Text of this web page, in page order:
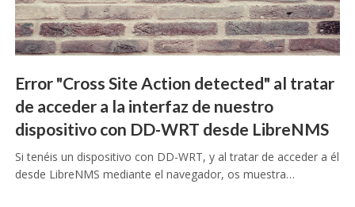
Error "Cross Site Action detected" al tratar
de acceder a la interfaz de nuestro
dispositivo con DD-WRT desde LibreNMS
Si tenéis un dispositivo con DD-WRT, y al tratar de acceder a él
desde LibreNMS mediante el navegador, os muestra…